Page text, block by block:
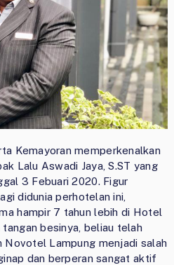
Kemayoran memperkenalkan
Lalu Aswadi Jaya, S.ST yang
3 Febuari 2020. Figur
didunia perhotelan ini,
hampir 7 tahun lebih di Hotel
besinya, beliau telah
Novotel Lampung menjadi salah
dan berperan sangat aktif